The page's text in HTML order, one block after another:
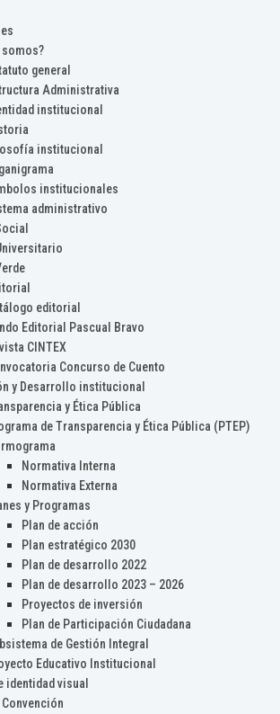
somos?
general
Administrativa
institucional
institucional
institucionales
administrativo
editorial
Editorial Pascual Bravo
CINTEX
Concurso de Cuento
y Desarrollo institucional
y Ética Pública
de Transparencia y Ética Pública (PTEP)
Normativa Interna
Normativa Externa
y Programas
Plan de acción
Plan estratégico 2030
Plan de desarrollo 2022
Plan de desarrollo 2023 – 2026
Proyectos de inversión
Plan de Participación Ciudadana
de Gestión Integral
Educativo Institucional
identidad visual